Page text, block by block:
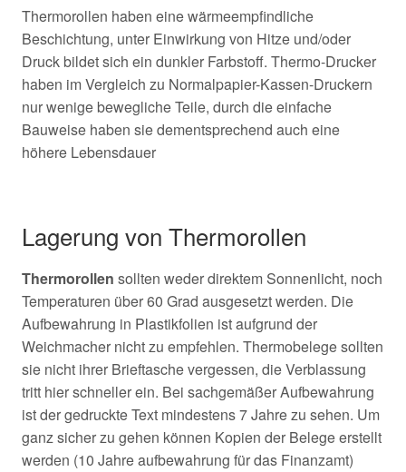
Thermorollen haben eine wärmeempfindliche
Beschichtung, unter Einwirkung von Hitze und/oder
Druck bildet sich ein dunkler Farbstoff. Thermo-Drucker
haben im Vergleich zu Normalpapier-Kassen-Druckern
nur wenige bewegliche Teile, durch die einfache
Bauweise haben sie dementsprechend auch eine
höhere Lebensdauer
Lagerung von Thermorollen
Thermorollen sollten weder direktem Sonnenlicht, noch
Temperaturen über 60 Grad ausgesetzt werden. Die
Aufbewahrung in Plastikfolien ist aufgrund der
Weichmacher nicht zu empfehlen. Thermobelege sollten
sie nicht ihrer Brieftasche vergessen, die Verblassung
tritt hier schneller ein. Bei sachgemäßer Aufbewahrung
ist der gedruckte Text mindestens 7 Jahre zu sehen. Um
ganz sicher zu gehen können Kopien der Belege erstellt
werden (10 Jahre aufbewahrung für das Finanzamt)